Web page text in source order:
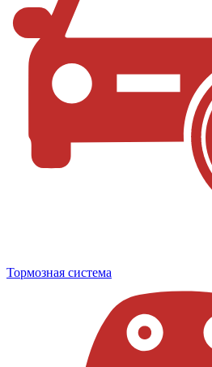
Тормозная система